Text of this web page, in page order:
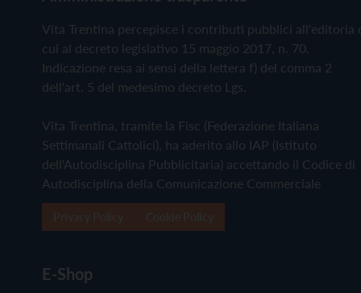
Vita Trentina percepisce i contributi pubblici all'editoria
cui al decreto legislativo 15 maggio 2017, n. 70.
Indicazione resa ai sensi della lettera f) del comma 2
dell'art. 5 del medesimo decreto Lgs.
Vita Trentina, tramite la Fisc (Federazione Italiana
Settimanali Cattolici), ha aderito allo IAP (Istituto
dell'Autodisciplina Pubblicitaria) accettando il Codice di
Autodisciplina della Comunicazione Commerciale
E-Shop